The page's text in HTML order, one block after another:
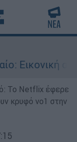
αερομαχία
Το Netflix έφερε
κρυφό νο1 στην